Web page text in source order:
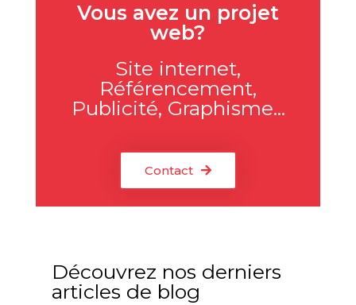
Vous avez un projet
web?
Site internet,
Référencement,
Publicité, Graphisme...
Contact
Découvrez nos derniers
articles de blog